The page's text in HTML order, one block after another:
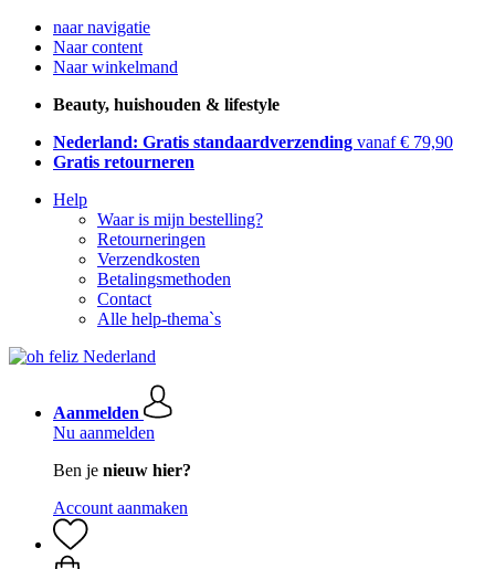
naar navigatie
Naar content
Naar winkelmand
Beauty, huishouden & lifestyle
Nederland: Gratis standaardverzending vanaf € 79,90
Gratis retourneren
Help
Waar is mijn bestelling?
Retourneringen
Verzendkosten
Betalingsmethoden
Contact
Alle help-thema`s
Aanmelden
Nu aanmelden
Ben je nieuw hier?
Account aanmaken